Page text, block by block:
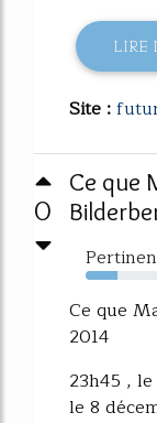
LIRE
Site :
0
Ce que
42%
Ce que
2014
23h45 ,
le 8